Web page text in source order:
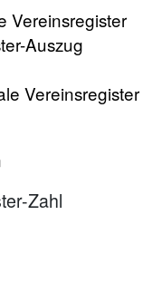
Vereinsregister
Auszug
Vereinsregister
Zahl